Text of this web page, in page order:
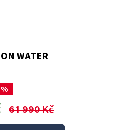
WATER
61 990 Kč